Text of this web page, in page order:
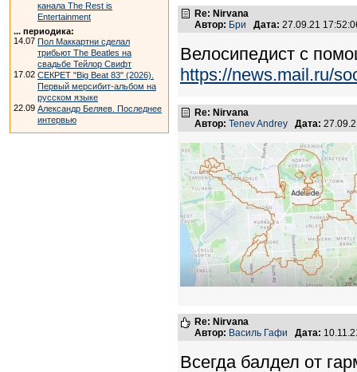
канала The Rest is
Entertainment
... периодика:
14.07 Пол Маккартни сделал
трибьют The Beatles на
свадьбе Тейлор Свифт
17.02 СЕКРЕТ "Big Beat 83" (2026).
Первый мерсибит-альбом на
русском языке
22.09 Александр Беляев. Последнее
интервью
Re: Nirvana
Автор: Бри Дата: 27.09.21
Велосипедист с
https://news.mail.ru/
Re: Nirvana
Автор: Tenev Andrey Дата:
Re: Nirvana
Автор: Василь Гафи Дата:
Всегда балдел от